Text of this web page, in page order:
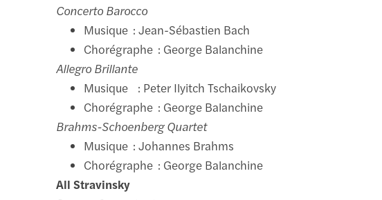
Concerto Barocco
Musique : Jean-Sébastien Bach
Chorégraphe : George Balanchine
Allegro Brillante
Musique : Peter Ilyitch Tschaikovsky
Chorégraphe : George Balanchine
Brahms-Schoenberg Quartet
Musique : Johannes Brahms
Chorégraphe : George Balanchine
All Stravinsky